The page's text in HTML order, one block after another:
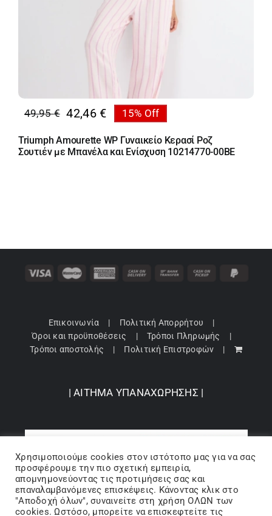
49,95€
Original
price
was:
42,46 €
Η
τρέχουσα
τιμή
15% Off
Triumph Amourette WP Γυναικείο Κερασί Ροζ
Σουτιέν με Μπανέλα και Ενίσχυση 10214770-00BE
Επικοινωνία
Πολιτική Απορρήτου
Όροι και προϋποθέσεις
Τρόποι Πληρωμής
Τρόποι αποστολής
Πολιτική Επιστροφών
| ΑΙΤΗΜΑ ΥΠΑΝΑΧΩΡΗΣΗΣ |
Χρησιμοποιούμε cookies στον ιστότοπo μας για να σας
προσφέρουμε την πιο σχετική εμπειρία,
απομνημονεύοντας τις προτιμήσεις σας και
επαναλαμβανόμενες επισκέψεις. Κάνοντας κλικ στο
"Αποδοχή όλων", συναινείτε στη χρήση ΟΛΩΝ των
cookies. Ωστόσο, μπορείτε να επισκεφτείτε τις